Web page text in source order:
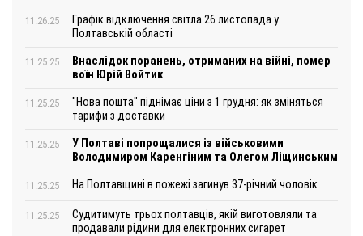
11.26.25
Графік відключення світла 26 листопада у
Полтавській області
11.25.25
Внаслідок поранень, отриманих на війні, помер
воїн Юрій Войтик
11.25.25
"Нова пошта" піднімає ціни з 1 грудня: як зміняться
тарифи з доставки
11.25.25
У Полтаві попрощалися із військовими
Володимиром Каренгіним та Олегом Ліщинським
11.25.25 На Полтавщині в пожежі загинув 37-річний чоловік
11.25.25
Судитимуть трьох полтавців, якій виготовляли та
продавали рідини для електронних сигарет